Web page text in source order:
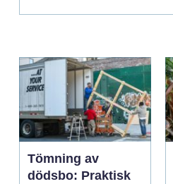
Tömning av
dödsbo: Praktisk